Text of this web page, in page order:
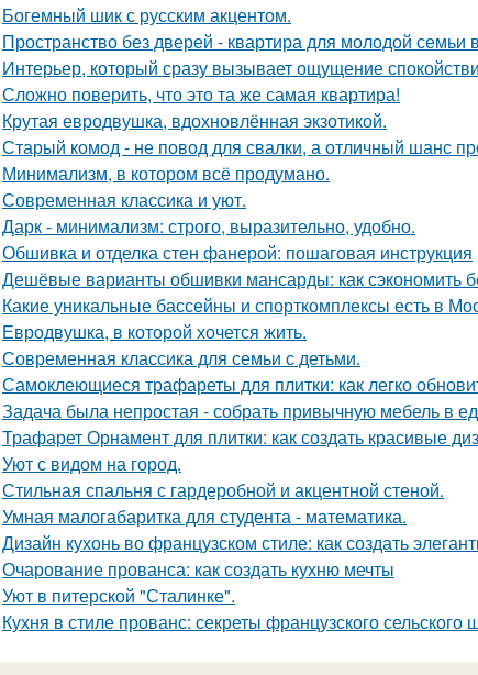
Богемный шик с русским акцентом.
Пространство без дверей - квартира для молодой семьи
Интерьер, который сразу вызывает ощущение
Сложно поверить, что это та же самая квартира!
Крутая евродвушка, вдохновлённая экзотикой.
Старый комод - не повод для свалки, а отличный шанс
Минимализм, в котором всё продумано.
Современная классика и уют.
Дарк - минимализм: строго, выразительно, удобно.
Обшивка и отделка стен фанерой: пошаговая инструкция
Дешёвые варианты обшивки мансарды: как сэкономить
Какие уникальные бассейны и спорткомплексы есть в
Евродвушка, в которой хочется жить.
Современная классика для семьи с детьми.
Самоклеющиеся трафареты для плитки: как легко
Задача была непростая - собрать привычную мебель в
Трафарет Орнамент для плитки: как создать красивые
Уют с видом на город.
Стильная спальня с гардеробной и акцентной стеной.
Умная малогабаритка для студента - математика.
Дизайн кухонь во французском стиле: как создать
Очарование прованса: как создать кухню мечты
Уют в питерской "Сталинке".
Кухня в стиле прованс: секреты французского сельского